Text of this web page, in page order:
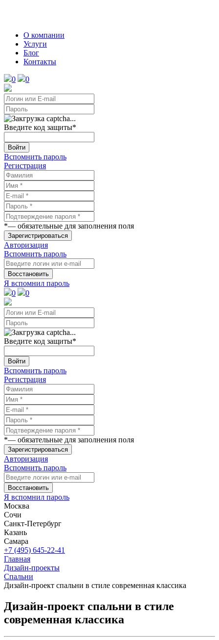
О компании
Услуги
Блог
Контакты
0 0
Введите код защиты*
Войти
Вспомнить пароль
Регистрация
*— обязательные для заполнения поля
Зарегистрироваться
Авторизация
Вспомнить пароль
Восстановить
Я вспомнил пароль
0
0
Введите код защиты*
Войти
Вспомнить пароль
Регистрация
*— обязательные для заполнения поля
Зарегистрироваться
Авторизация
Вспомнить пароль
Восстановить
Я вспомнил пароль
Москва
Сочи
Санкт-Петербург
Казань
Самара
+7 (495) 645-22-41
Главная
Дизайн-проекты
Спальни
Дизайн-проект спальни в стиле современная классика
Дизайн-проект спальни в стиле
современная классика